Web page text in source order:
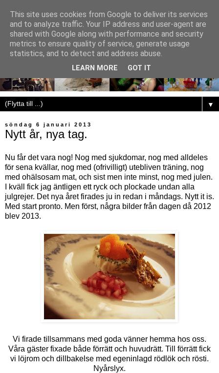
▼
söndag 6 januari 2013
Nytt år, nya tag.
Nu får det vara nog! Nog med sjukdomar, nog med alldeles
för sena kvällar, nog med (ofrivilligt) utebliven träning, nog
med ohälsosam mat, och sist men inte minst, nog med julen.
I kväll fick jag äntligen ett ryck och plockade undan alla
julgrejer. Det nya året firades ju in redan i måndags. Nytt it is.
Med start pronto. Men först, några bilder från dagen då 2012
blev 2013.
Vi firade tillsammans med goda vänner hemma hos oss.
Våra gäster fixade både förrätt och huvudrätt. Till förrätt fick
vi löjrom och dillbakelse med egeninlagd rödlök och rösti.
Nyårslyx.
This site uses cookies from Google to deliver its services
and to analyze traffic. Your IP address and user-agent are
shared with Google along with performance and security
metrics to ensure quality of service, generate usage
statistics, and to detect and address abuse.
LEARN MORE GOT IT